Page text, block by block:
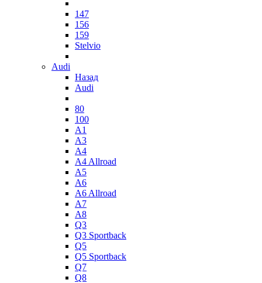
147
156
159
Stelvio
Audi
Назад
Audi
80
100
A1
A3
A4
A4 Allroad
A5
A6
A6 Allroad
A7
A8
Q3
Q3 Sportback
Q5
Q5 Sportback
Q7
Q8